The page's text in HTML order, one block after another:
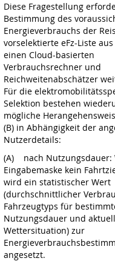
Diese Fragestellung
Bestimmung des
Energieverbrauchs der
vorselektierte eFz-Liste
einen Cloud-basierten
Verbrauchsrechner und
Reichweitenabschätzer
Für die
Selektion bestehen
mögliche
(B) in Abhängigkeit der
Nutzerdetails:
(A) nach Nutzungsdauer:
Eingabemaske kein
wird ein statistischer Wert
(durchschnittlicher
Fahrzeugtyps für
Nutzungsdauer und
Wettersituation) zur
angesetzt.